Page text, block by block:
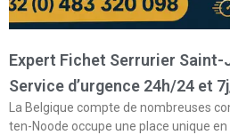
Expert Fichet Serrurier
Service d’urgence 24h/24 et
La Belgique compte de nombreuses
ten-Noode occupe une place unique